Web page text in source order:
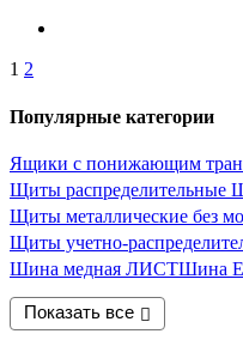
1 2
Популярные категории
Ящики с понижающим
Щиты
Щиты металлические без
Щиты учетно-
Шина медная ЛИСТШина
Показать все